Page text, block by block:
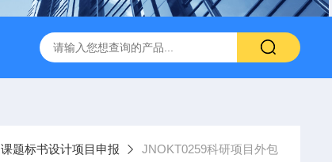
人源肿瘤组织异种移植（PDX）小鼠模型 流式实验外包
课题标书设计项目申报 JNOKT0259科研项目外包